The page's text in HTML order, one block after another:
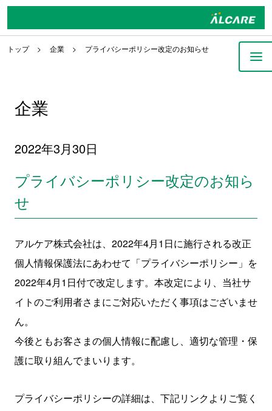
トップ 企業 プライバシーポリシー改定のお知らせ
企業
2022年3月30日
プライバシーポリシー改定のお知ら
せ
アルケア株式会社は、2022年4月1日に施行される改正
個人情報保護法にあわせて「プライバシーポリシー」を
2022年4月1日付で改定します。 本改定により、当社サ
イトのご利用者さまにご対応いただく事項はございませ
ん。
今後ともお客さまの個人情報に配慮し、適切な管理・保
護に取り組んでまいります。
プライバシーポリシーの詳細は、下記リンクよりご覧く